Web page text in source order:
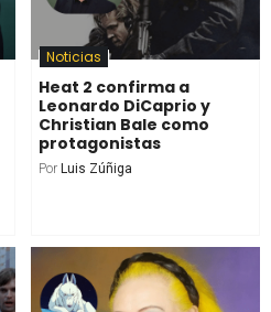
Noticias
Heat 2 confirma a
Leonardo DiCaprio y
Christian Bale como
protagonistas
Por Luis Zúñiga